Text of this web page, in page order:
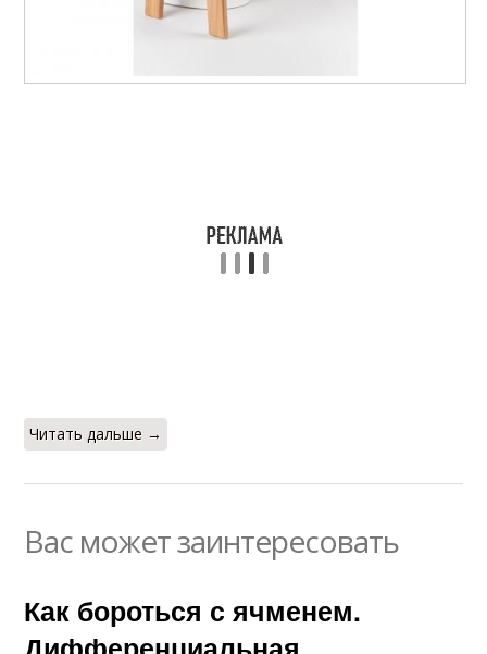
Читать дальше →
Вас может заинтересовать
Как бороться с ячменем.